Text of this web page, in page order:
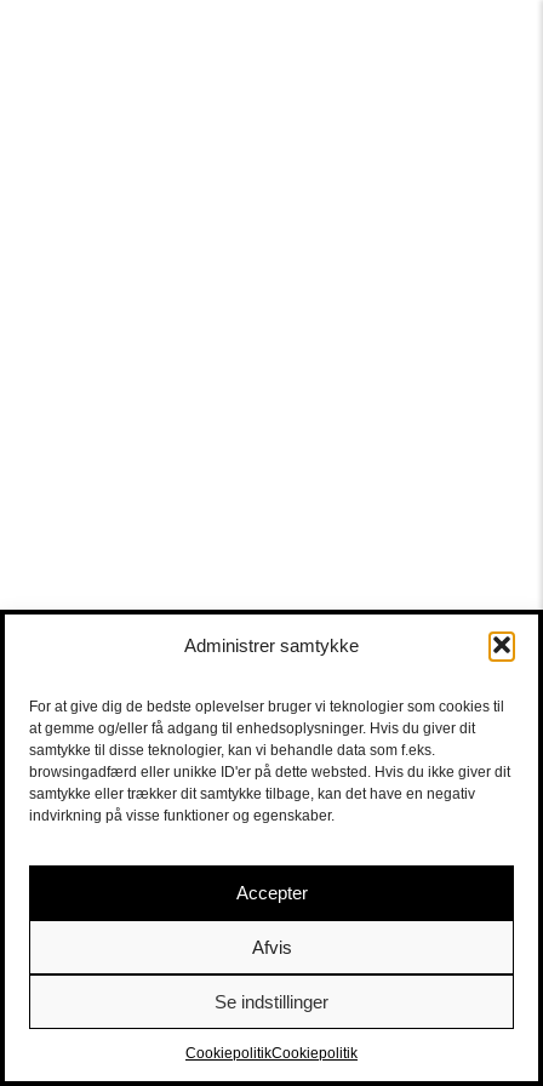
Administrer samtykke
For at give dig de bedste oplevelser bruger vi teknologier som cookies til
at gemme og/eller få adgang til enhedsoplysninger. Hvis du giver dit
samtykke til disse teknologier, kan vi behandle data som f.eks.
browsingadfærd eller unikke ID'er på dette websted. Hvis du ikke giver dit
samtykke eller trækker dit samtykke tilbage, kan det have en negativ
indvirkning på visse funktioner og egenskaber.
Accepter
Afvis
Se indstillinger
CookiepolitikCookiepolitik
Sort/Hvid | Staldgade 26-30 - 1699 Copenhagen V |
Tickets|billet@sort-hvid.dk